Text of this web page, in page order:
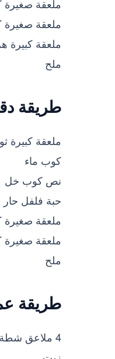
ملعقة صغيرة
ملعقة صغيرة
ملعقة
ملح
طريقة
ملعقة كبيرة
كوب ماء
نص كوب خل
حبة فلفل حار
ملعقة صغيرة
ملعقة صغيرة
ملح
طريقة
4 ملاعق شطة